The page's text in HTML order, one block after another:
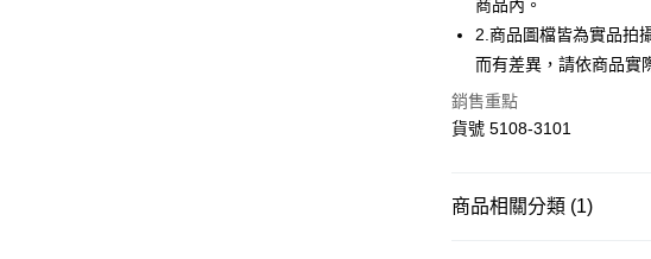
ATM付款
運送方式
全家取貨付款
付款後全家取貨
商品內。
2.商品圖檔皆為實品拍
而有差異，請依商品實
銷售重點
貨號 5108-3101
商品相關分類 (1)